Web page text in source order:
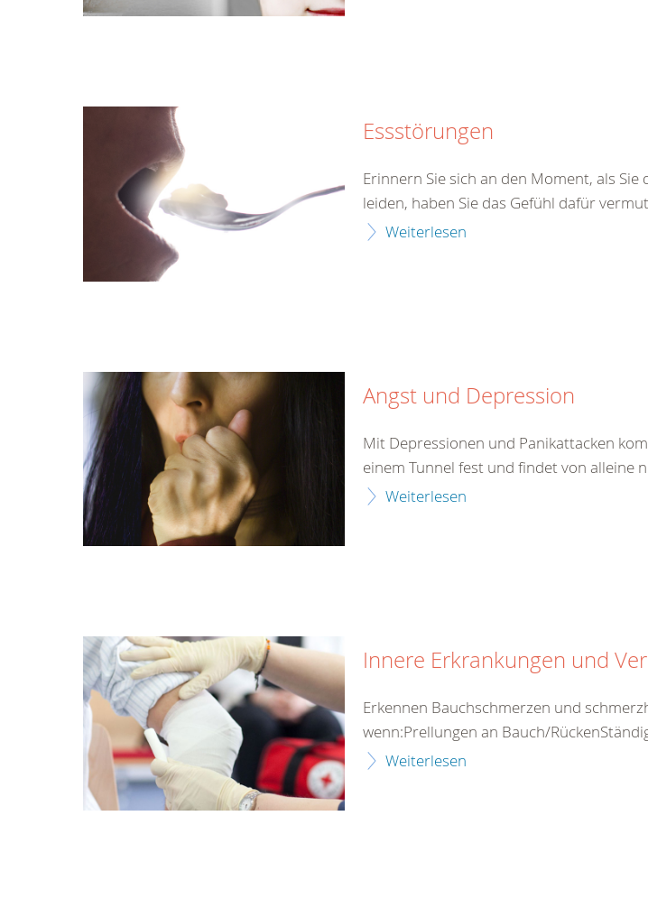
Essstörungen
Erinnern Sie sich an den Moment, als
leiden, haben Sie das Gefühl dafür
Weiterlesen
Angst und Depression
Mit Depressionen und Panikattacken
einem Tunnel fest und findet von alleine
Weiterlesen
Innere Erkrankungen und
Erkennen Bauchschmerzen und
wenn:Prellungen an Bauch/
Weiterlesen